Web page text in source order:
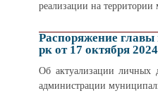
реализации на
Распоряжение
рк от 17 октября
Об актуализации
администрации